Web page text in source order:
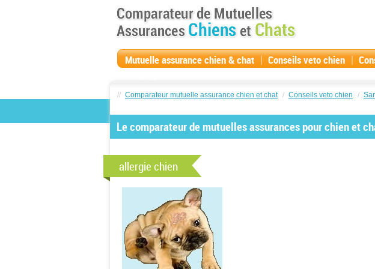
Mutuelle assurance chien & chat | Conseils veto chien |
// Comparateur mutuelle assurance chien et chat / Conseils veto chien /
Le comparateur de mutuelles assurances pour chien et
allergie chien